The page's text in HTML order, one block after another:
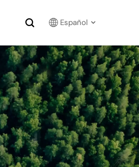
Español
English
Français
Русский
بالعربية
español